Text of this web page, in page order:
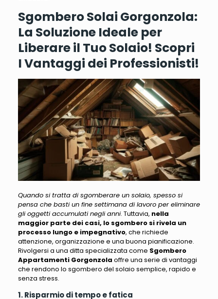
Sgombero Solai Gorgonzola:
La Soluzione Ideale per
Liberare il Tuo Solaio! Scopri
IVantaggi dei Professionisti!
Quando si tratta di sgomberare un solaio, spesso si
pensa che basti un fine settimana di lavoro per eliminare
gli oggetti accumulati negli anni. Tuttavia, nella
maggior parte dei casi, lo sgombero si rivela un
processo lungo e impegnativo, che richiede
attenzione, organizzazione e una buona pianificazione.
Rivolgersi a una ditta specializzata come Sgombero
Appartamenti Gorgonzola offre una serie di vantaggi
che rendono lo sgombero del solaio semplice, rapido e
senza stress.
1. Risparmio di tempo e fatica